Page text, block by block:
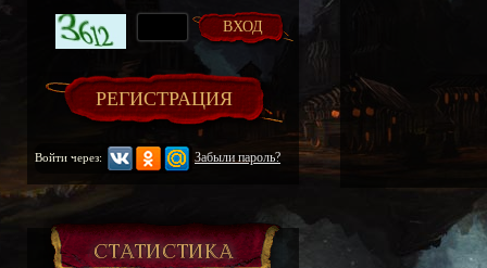
ВХОД
РЕГИСТРАЦИЯ
Войти через: Забыли пароль?
Статистика